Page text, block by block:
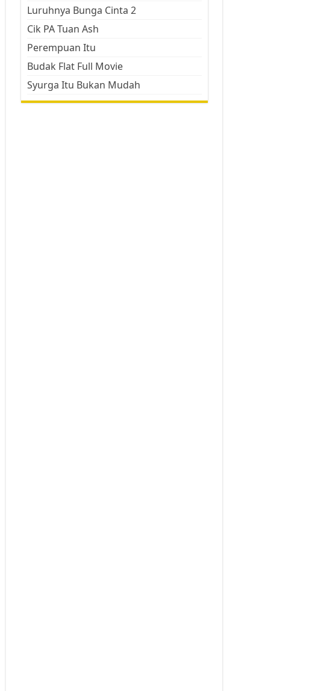
Luruhnya Bunga Cinta 2
Cik PA Tuan Ash
Perempuan Itu
Budak Flat Full Movie
Syurga Itu Bukan Mudah